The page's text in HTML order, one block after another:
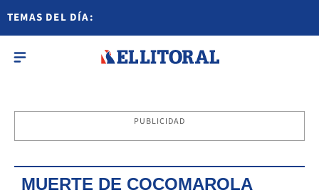
TEMAS DEL DÍA:
PUBLICIDAD
MUERTE DE COCOMAROLA